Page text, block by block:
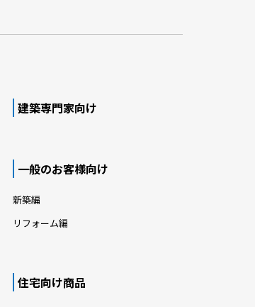
建築専門家向け
一般のお客様向け
新築編
リフォーム編
住宅向け商品